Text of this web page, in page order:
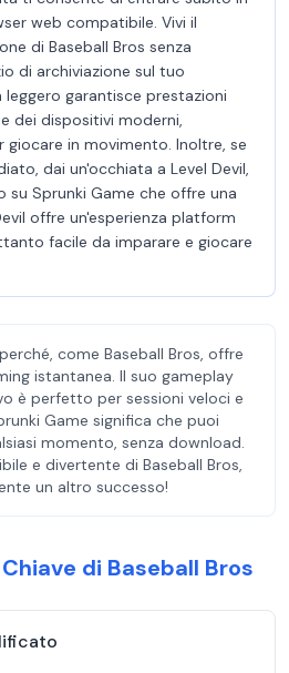
web compatibile. Vivi il
di Baseball Bros senza
di archiviazione sul tuo
garantisce prestazioni
dei dispositivi moderni,
in movimento. Inoltre, se
dai un'occhiata a Level Devil,
Sprunki Game che offre una
offre un'esperienza platform
facile da imparare e giocare
perché, come Baseball Bros, offre
istantanea. Il suo gameplay
è perfetto per sessioni veloci e
Game significa che puoi
momento, senza download.
e divertente di Baseball Bros,
un altro successo!
di Baseball Bros